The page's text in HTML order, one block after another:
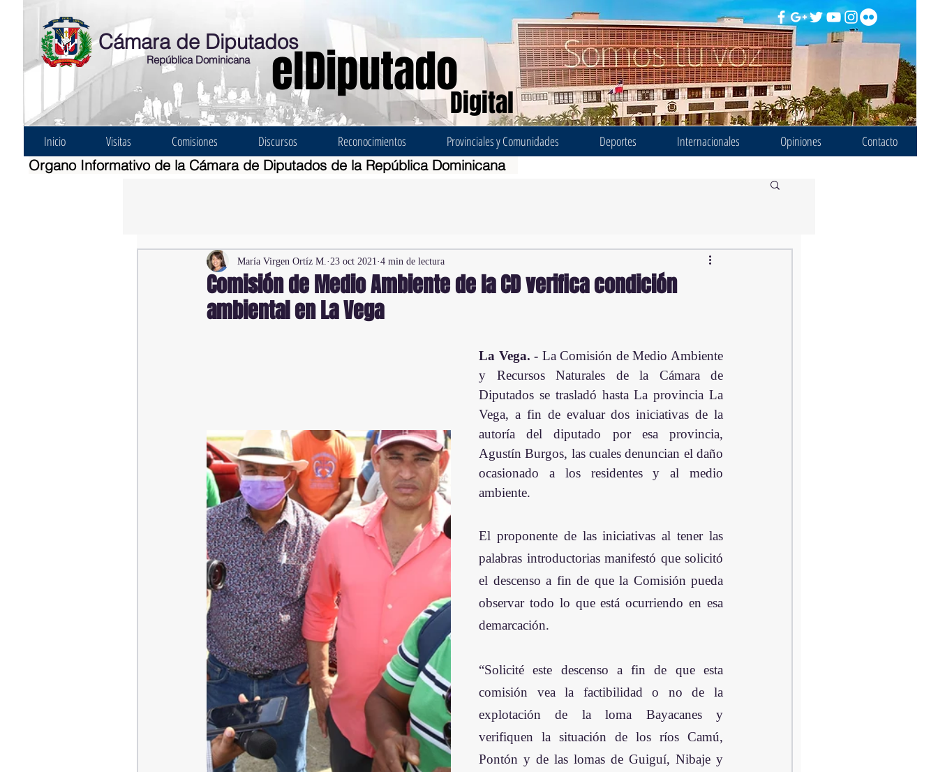
Digital
elDiputado
Cámara de Diputados
República Dominicana
Inicio Visitas Comisiones Discursos Reconocimientos Provinciales y Comunidades Deportes Internacionales Opiniones Contacto
Organo Informativo de la Cámara de Diputados de la República Dominicana
Comisión de Medio Ambiente de la CD verifica condición
ambiental en La Vega
María Virgen Ortíz M. 23 oct 2021 4 min de lectura
La Vega. - La Comisión de Medio Ambiente
y Recursos Naturales de la Cámara de
Diputados se trasladó hasta La provincia La
Vega, a fin de evaluar dos iniciativas de la
autoría del diputado por esa provincia,
Agustín Burgos, las cuales denuncian el daño
ocasionado a los residentes y al medio
ambiente.
El proponente de las iniciativas al tener las
palabras introductorias manifestó que solicitó
el descenso a fin de que la Comisión pueda
observar todo lo que está ocurriendo en esa
demarcación.
“Solicité este descenso a fin de que esta
comisión vea la factibilidad o no de la
explotación de la loma Bayacanes y
verifiquen la situación de los ríos Camú,
Pontón y de las lomas de Guiguí, Nibaje y